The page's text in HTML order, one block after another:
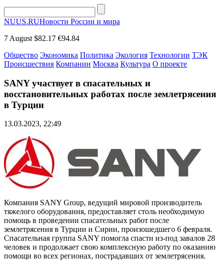
NUUS.RUНовости России и мира
7 August $82.17 €94.84
Общество Экономика Политика Экология Технологии ТЭК
Происшествия Компании Москва Культура О проекте
SANY участвует в спасательных и
восстановительных работах после землетрясения
в Турции
13.03.2023, 22:49
Компания SANY Group, ведущий мировой производитель
тяжелого оборудования, предоставляет столь необходимую
помощь в проведении спасательных работ после
землетрясения в Турции и Сирии, произошедшего 6 февраля.
Спасательная группа SANY помогла спасти из-под завалов 28
человек и продолжает свою комплексную работу по оказанию
помощи во всех регионах, пострадавших от землетрясения.